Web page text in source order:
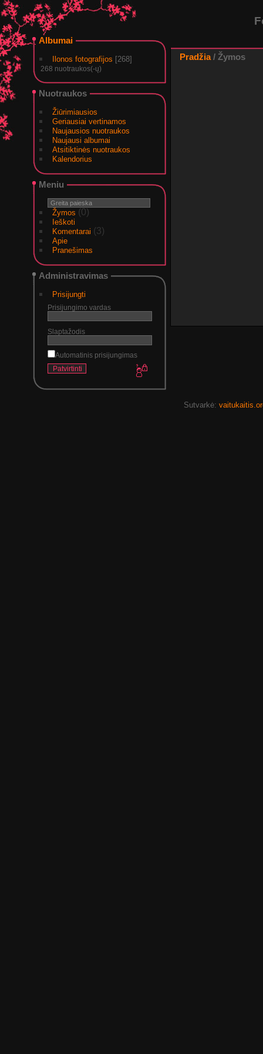
Albumai
Ilonos fotografijos [268]
268 nuotraukos(-ų)
Nuotraukos
Žiūrimiausios
Geriausiai vertinamos
Naujausios nuotraukos
Naujausi albumai
Atsitiktinės nuotraukos
Kalendorius
Meniu
Žymos (0)
Ieškoti
Komentarai (3)
Apie
Pranešimas
Administravimas
Prisijungti
Prisijungimo vardas
Slaptažodis
Automatinis prisijungimas
Pradžia/ Žymos
Sutvarkė: